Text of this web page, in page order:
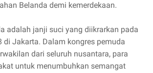
Belanda demi kemerdekaan.
adalah janji suci yang diikrarkan pada
di Jakarta. Dalam kongres pemuda
dari seluruh nusantara, para
untuk menumbuhkan semangat